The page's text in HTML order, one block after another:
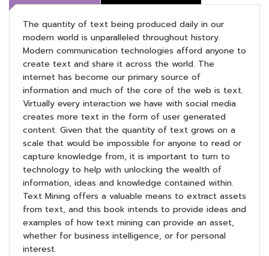
The quantity of text being produced daily in our
modern world is unparalleled throughout history.
Modern communication technologies afford anyone to
create text and share it across the world. The
internet has become our primary source of
information and much of the core of the web is text.
Virtually every interaction we have with social media
creates more text in the form of user generated
content. Given that the quantity of text grows on a
scale that would be impossible for anyone to read or
capture knowledge from, it is important to turn to
technology to help with unlocking the wealth of
information, ideas and knowledge contained within.
Text Mining offers a valuable means to extract assets
from text, and this book intends to provide ideas and
examples of how text mining can provide an asset,
whether for business intelligence, or for personal
interest.